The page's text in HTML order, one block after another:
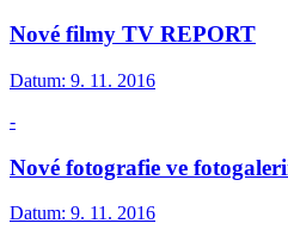
Nové filmy TV REPORT
Datum: 9. 11. 2016
-
Nové fotografie ve
Datum: 9. 11. 2016